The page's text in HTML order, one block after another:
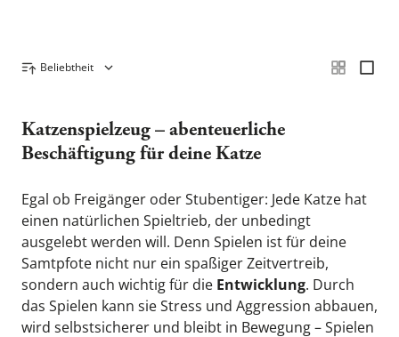
Beliebtheit
Katzenspielzeug – abenteuerliche
Beschäftigung für deine Katze
Egal ob Freigänger oder Stubentiger: Jede Katze hat
einen natürlichen Spieltrieb, der unbedingt
ausgelebt werden will. Denn Spielen ist für deine
Samtpfote nicht nur ein spaßiger Zeitvertreib,
sondern auch wichtig für die Entwicklung. Durch
das Spielen kann sie Stress und Aggression abbauen,
wird selbstsicherer und bleibt in Bewegung – Spielen